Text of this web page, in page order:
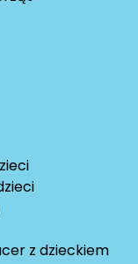
z dzieckiem